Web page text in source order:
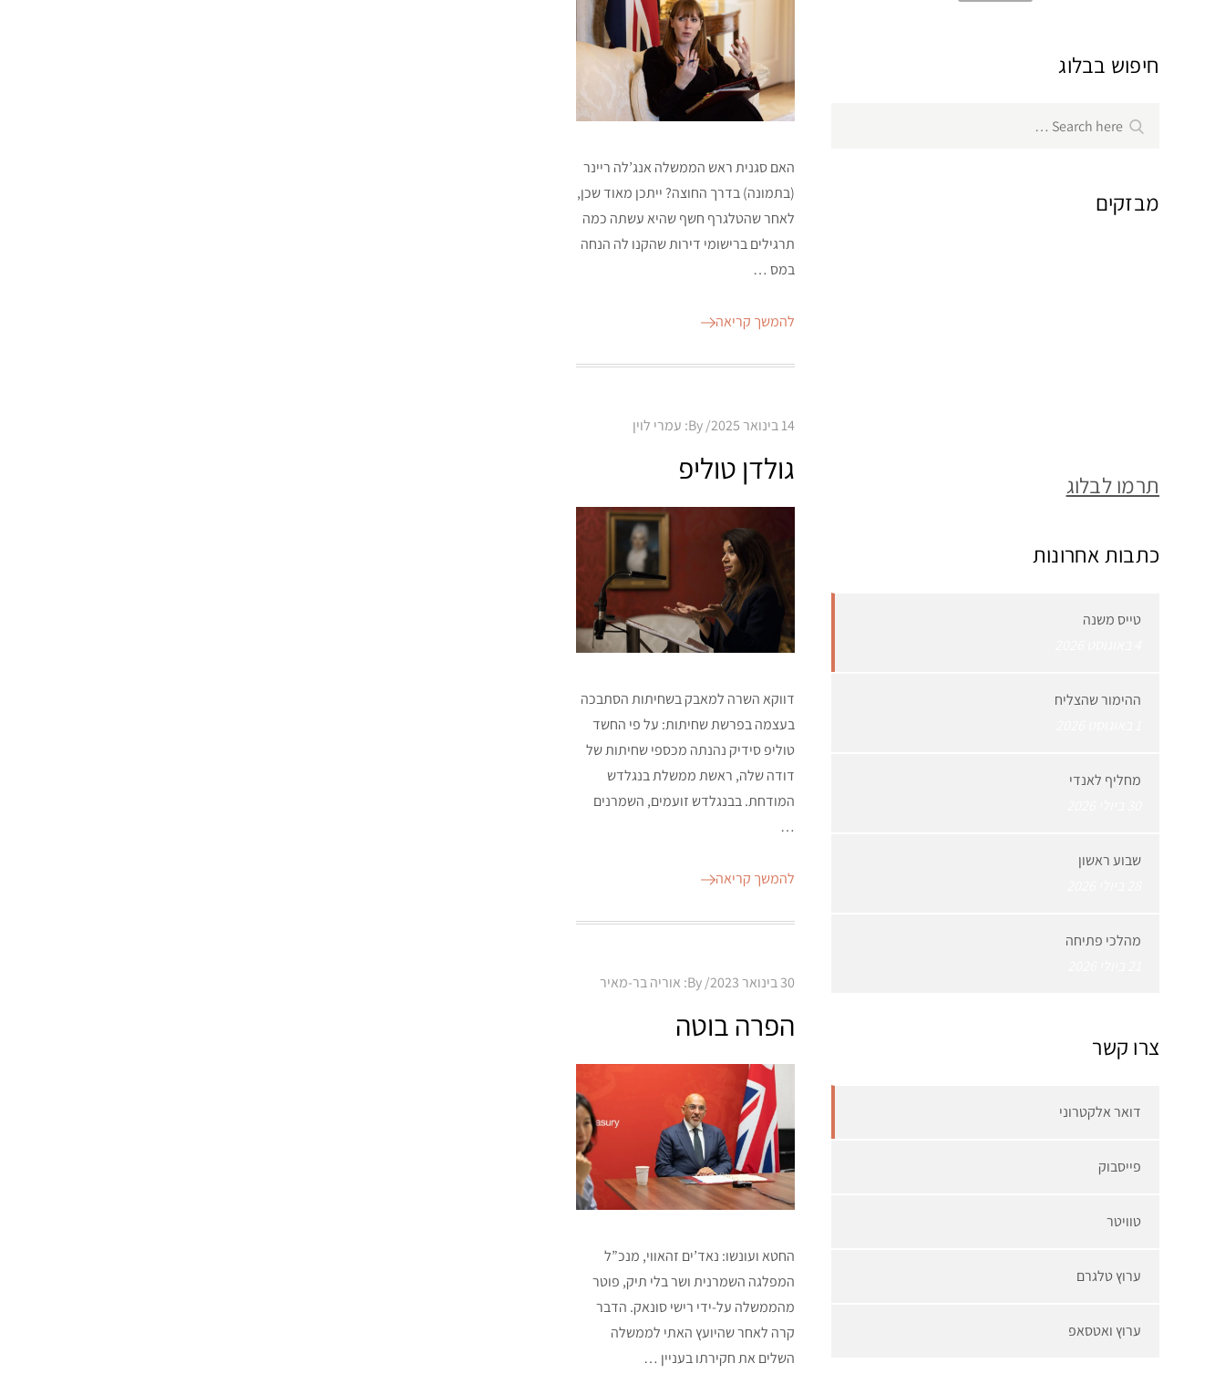
האם סגנית ראש הממשלה אנג’לה ריינר
(בתמונה) בדרך החוצה? ייתכן מאוד שכן,
לאחר שהטלגרף חשף שהיא עשתה כמה
תרגילים ברישומי דירות שהקנו לה הנחה
במס …
להמשך קריאה
Posted
14 בינואר 2025 By: עמרי לוין
גולדן טוליפ
דווקא השרה למאבק בשחיתות הסתבכה
בעצמה בפרשת שחיתות: על פי החשד
טוליפ סידיק נהנתה מכספי שחיתות של
דודה שלה, ראשת ממשלת בנגלדש
המודחת. בבנגלדש זועמים, השמרנים
…
להמשך קריאה
Posted
30 בינואר 2023 By: אוריה בר-מאיר
הפרה בוטה
החטא ועונשו: נאד’ים זהאווי, מנכ”ל
המפלגה השמרנית ושר בלי תיק, פוטר
מהממשלה על-ידי רישי סונאק. הדבר
קרה לאחר שהיועץ האתי לממשלה
השלים את חקירתו בעניין …
חיפוש בבלוג
for:
Search
מבזקים
תרמו לבלוג
כתבות אחרונות
טייס משנה
ההימור שהצליח
מחליף לאנדי
שבוע ראשון
מהלכי פתיחה
צרו קשר
דואר אלקטרוני
פייסבוק
טוויטר
ערוץ טלגרם
ערוץ ואטסאפ